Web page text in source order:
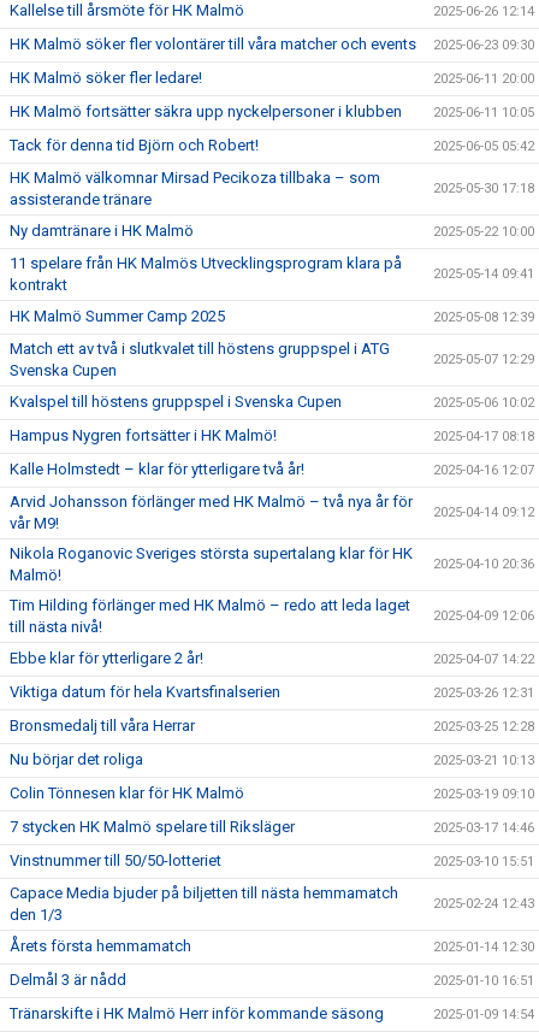
Kallelse till årsmöte för HK Malmö 2025-06-26 12:14
HK Malmö söker fler volontärer till våra matcher och events 2025-06-23 09:30
HK Malmö söker fler ledare! 2025-06-11 20:00
HK Malmö fortsätter säkra upp nyckelpersoner i klubben 2025-06-11 10:05
Tack för denna tid Björn och Robert! 2025-06-05 05:42
HK Malmö välkomnar Mirsad Pecikoza tillbaka – som
assisterande tränare
2025-05-30 17:18
Ny damtränare i HK Malmö 2025-05-22 10:00
11 spelare från HK Malmös Utvecklingsprogram klara på
kontrakt
2025-05-14 09:41
HK Malmö Summer Camp 2025 2025-05-08 12:39
Match ett av två i slutkvalet till höstens gruppspel i ATG
Svenska Cupen
2025-05-07 12:29
Kvalspel till höstens gruppspel i Svenska Cupen 2025-05-06 10:02
Hampus Nygren fortsätter i HK Malmö! 2025-04-17 08:18
Kalle Holmstedt – klar för ytterligare två år! 2025-04-16 12:07
Arvid Johansson förlänger med HK Malmö – två nya år för
vår M9!
2025-04-14 09:12
Nikola Roganovic Sveriges största supertalang klar för HK
Malmö!
2025-04-10 20:36
Tim Hilding förlänger med HK Malmö – redo att leda laget
till nästa nivå!
2025-04-09 12:06
Ebbe klar för ytterligare 2 år! 2025-04-07 14:22
Viktiga datum för hela Kvartsfinalserien 2025-03-26 12:31
Bronsmedalj till våra Herrar 2025-03-25 12:28
Nu börjar det roliga 2025-03-21 10:13
Colin Tönnesen klar för HK Malmö 2025-03-19 09:10
7 stycken HK Malmö spelare till Riksläger 2025-03-17 14:46
Vinstnummer till 50/50-lotteriet 2025-03-10 15:51
Capace Media bjuder på biljetten till nästa hemmamatch
den 1/3
2025-02-24 12:43
Årets första hemmamatch 2025-01-14 12:30
Delmål 3 är nådd 2025-01-10 16:51
Tränarskifte i HK Malmö Herr inför kommande säsong 2025-01-09 14:54